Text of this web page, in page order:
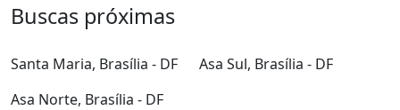
Buscas próximas
Santa Maria, Brasília - DF
Asa Sul, Brasília - DF
Asa Norte, Brasília - DF